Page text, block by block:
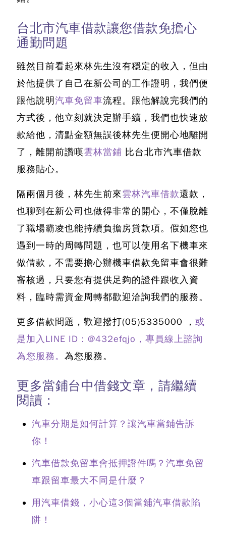
台北市汽車借款讓您借款免擔心
通勤問題
雖然目前看起來林先生沒有穩定的收入，但由
於他提供了自己在新公司的工作證明，我們便
跟他說明汽車免留車流程。跟他解說完我們的
方式後，他立刻就決定辦手續，我們也快速放
款給他，清點金額無誤後林先生便開心地離開
了，離開前讚嘆雲林當鋪 比台北市汽車借款
服務貼心。
隔兩個月後，林先生前來雲林汽車借款還款，
也聊到在新公司也做得非常的開心，不僅脫離
了職場霸凌也能持續負擔房貸款項。假如您也
遇到一時的周轉問題，也可以使用名下機車來
做借款，不需要擔心辦機車借款免留車會很難
審核過，只要您有提供足夠的證件跟收入資
料，臨時需資金周轉都歡迎洽詢我們的服務。
更多借款問題，歡迎撥打(05)5335000 ， 或
是加入LINE ID：@432efqjo，專員線上諮詢
為您服務。 為您服務。
更多當鋪台中借錢文章，請繼續
閱讀：
汽車分期是如何計算？讓汽車當鋪告訴
你！
汽車借款免留車會抵押證件嗎？汽車免留
車跟留車最大不同是什麼？
用汽車借錢，小心這3個當鋪汽車借款陷
阱！